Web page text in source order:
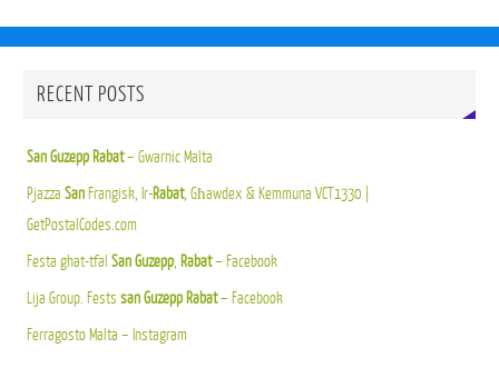
RECENT POSTS
San Guzepp Rabat– Gwarnic Malta
Pjazza SanFrangisk, Ir-Rabat, Għawdex & Kemmuna VCT1330 |
GetPostalCodes.com
Festa ghat-tfal San Guzepp, Rabat– Facebook
Lija Group. Fests san Guzepp Rabat– Facebook
Ferragosto Malta – Instagram